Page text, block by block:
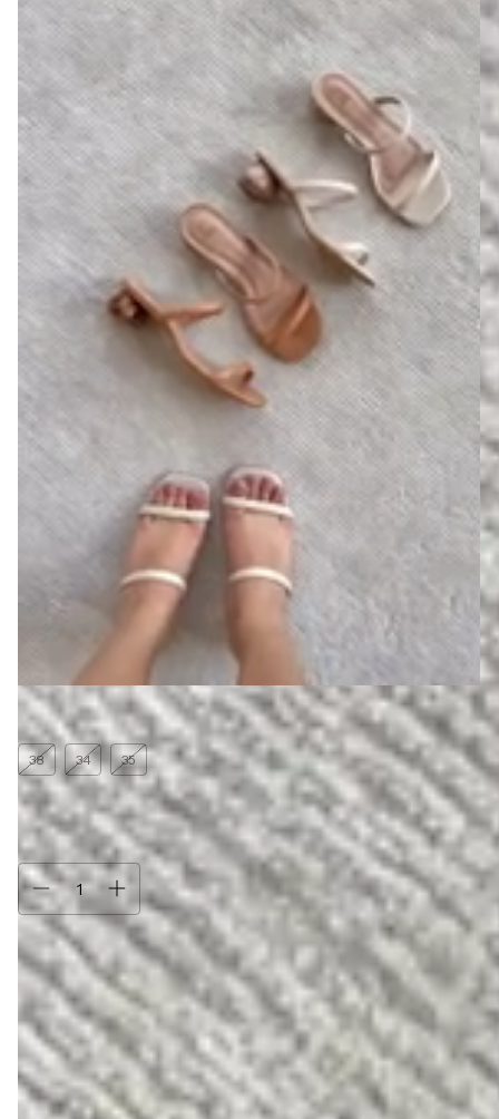
Tamanho:36
38 34 35 36 37
Atenção, última peça!
Compra protegida
Seus dados cuidados durante toda a compra.
Trocas e devoluções
Se não gostar, você pode trocar ou devolver.